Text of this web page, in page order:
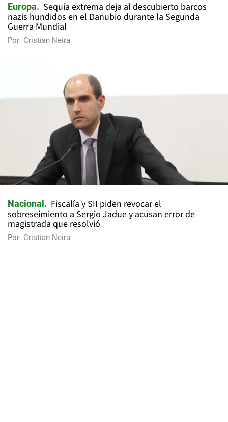
Europa
Sequía extrema deja al descubierto barcos
nazis hundidos en el Danubio durante la Segunda
Guerra Mundial
Por Cristian Neira
Nacional
Fiscalía y SII piden revocar el
sobreseimiento a Sergio Jadue y acusan error de
magistrada que resolvió
Por Cristian Neira